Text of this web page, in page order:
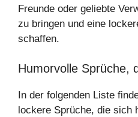
Freunde oder geliebte
zu bringen und eine
schaffen.
Humorvolle Sprüche,
In der folgenden Liste
lockere Sprüche, die sich